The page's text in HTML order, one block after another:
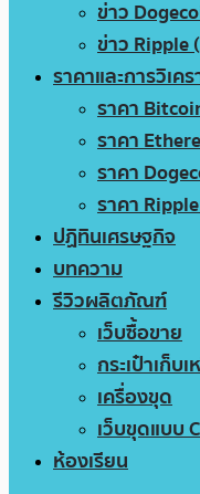
ข่าว
ข่าว Ripple
ราคาและการวิเคร
ราคา
ราคา
ราคา
ราคา
ปฏิทินเศรษฐกิจ
บทความ
รีวิวผลิตภัณฑ์
เว็บซื้อขาย
กระเป๋าเก็บ
เครื่องขุด
เว็บขุดแบบ
ห้องเรียน